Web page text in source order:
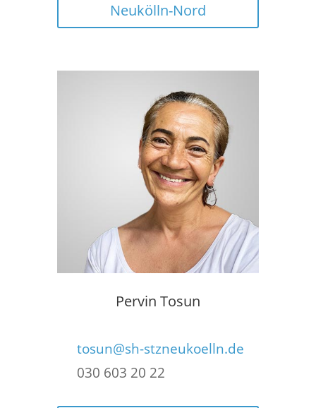
Neukölln-Nord
Pervin Tosun
tosun@sh-stzneukoelln.de
030 603 20 22